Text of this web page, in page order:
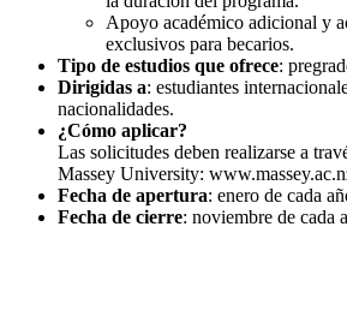
Apoyo académico adicional y
exclusivos para becarios.
Tipo de estudios que ofrece:
Dirigidas a: estudiantes
nacionalidades.
¿Cómo aplicar?
Las solicitudes deben realizarse a
Massey University:
Fecha de apertura: enero de cada
Fecha de cierre: noviembre de cada